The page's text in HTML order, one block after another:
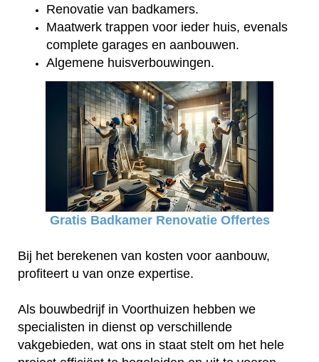
Renovatie van badkamers.
Maatwerk trappen voor ieder huis, evenals
complete garages en aanbouwen.
Algemene huisverbouwingen.
Gratis Badkamer Renovatie Offertes
Bij het berekenen van kosten voor aanbouw,
profiteert u van onze expertise.
Als bouwbedrijf in Voorthuizen hebben we
specialisten in dienst op verschillende
vakgebieden, wat ons in staat stelt om het hele